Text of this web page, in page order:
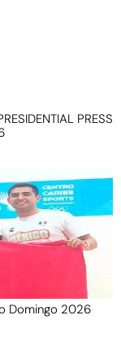
PRESS
Domingo 2026